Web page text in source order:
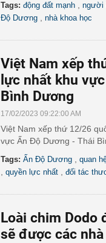
Tags: động đất mạnh người
Độ Dương
nhà khoa học
Việt Nam xếp
lực nhất khu
Bình Dương
17/02/2023 09:22:00 AM
Việt Nam xếp thứ 12/26
vực Ấn Độ Dương - Thái
Tags: Ấn Độ Dương quan
quyền lực nhất đối tác
Loài chim Dodo
sẽ được các